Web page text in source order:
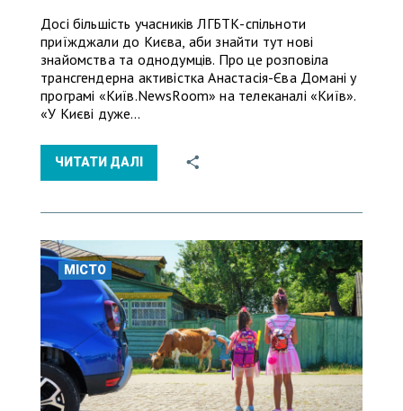
Досі більшість учасників ЛГБТК-спільноти
приїжджали до Києва, аби знайти тут нові
знайомства та однодумців. Про це розповіла
трансгендерна активістка Анастасія-Єва Домані у
програмі «Київ.NewsRoom» на телеканалі «Київ».
«У Києві дуже…
ЧИТАТИ ДАЛІ
МІСТО